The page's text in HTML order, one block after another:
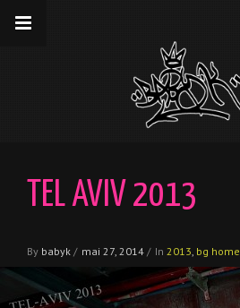
__gaTracker('send','pageview');
TEL AVIV 2013
By babyk / mai 27, 2014 / In 2013 bg home